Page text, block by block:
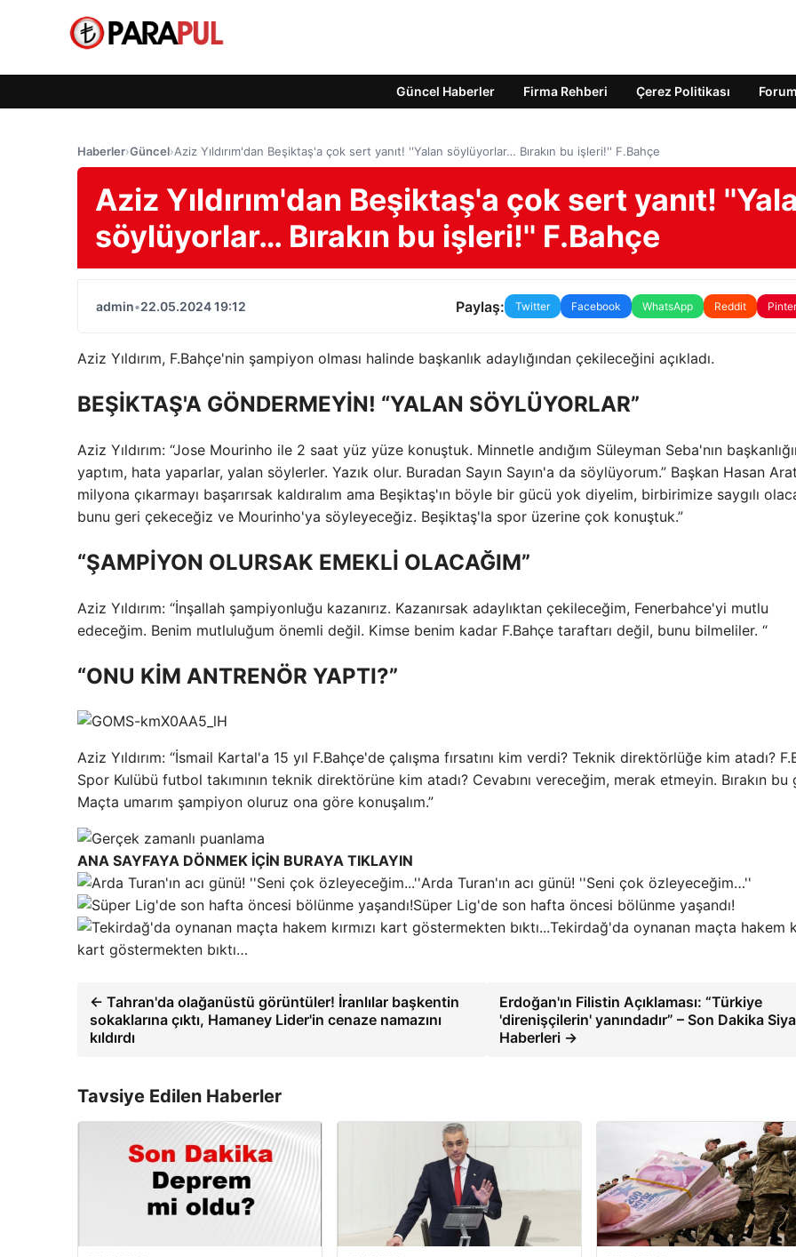
Güncel Haberler Firma Rehberi Çerez Politikası Forum
Haberler›Güncel›Aziz Yıldırım'dan Beşiktaş'a çok sert yanıt! ''Yalan söylüyorlar… Bırakın bu işleri!'' F.Bahçe
Aziz Yıldırım'dan Beşiktaş'a çok sert yanıt!
söylüyorlar… Bırakın bu işleri!'' F.Bahçe
admin•22.05.2024 19:12 Paylaş: Twitter Facebook WhatsApp Reddit
Aziz Yıldırım, F.Bahçe'nin şampiyon olması halinde başkanlık adaylığından çekileceğini açıkladı.
BEŞİKTAŞ'A GÖNDERMEYİN! “YALAN SÖYLÜYORLAR”
Aziz Yıldırım: “Jose Mourinho ile 2 saat yüz yüze konuştuk. Minnetle andığım Süleyman Seba'nın
yaptım, hata yaparlar, yalan söylerler. Yazık olur. Buradan Sayın Sayın'a da söylüyorum.” Başkan Hasan
milyona çıkarmayı başarırsak kaldıralım ama Beşiktaş'ın böyle bir gücü yok diyelim, birbirimize saygılı
bunu geri çekeceğiz ve Mourinho'ya söyleyeceğiz. Beşiktaş'la spor üzerine çok konuştuk.”
“ŞAMPİYON OLURSAK EMEKLİ OLACAĞIM”
Aziz Yıldırım: “İnşallah şampiyonluğu kazanırız. Kazanırsak adaylıktan çekileceğim, Fenerbahce'yi mutlu
edeceğim. Benim mutluluğum önemli değil. Kimse benim kadar F.Bahçe taraftarı değil, bunu bilmeliler. “
“ONU KİM ANTRENÖR YAPTI?”
Aziz Yıldırım: “İsmail Kartal'a 15 yıl F.Bahçe'de çalışma fırsatını kim verdi? Teknik direktörlüğe kim atadı?
Spor Kulübü futbol takımının teknik direktörüne kim atadı? Cevabını vereceğim, merak etmeyin. Bırakın bu
Maçta umarım şampiyon oluruz ona göre konuşalım.”
ANA SAYFAYA DÖNMEK İÇİN BURAYA TIKLAYIN
Arda Turan'ın acı günü! ''Seni çok özleyeceğim…''
Süper Lig'de son hafta öncesi bölünme yaşandı!
Tekirdağ'da oynanan maçta hakem
kart göstermekten bıktı…
← Tahran'da olağanüstü görüntüler! İranlılar başkentin
sokaklarına çıktı, Hamaney Lider'in cenaze namazını
kıldırdı
Erdoğan'ın Filistin Açıklaması: “Türkiye
'direnişçilerin' yanındadır” – Son Dakika
Haberleri →
Tavsiye Edilen Haberler